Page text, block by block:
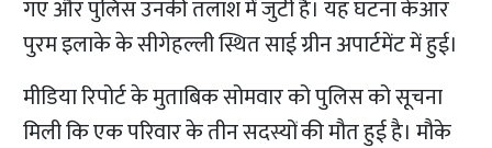
गए और पुलिस उनकी तलाश में जुटी है। यह घटना केआर
पुरम इलाके के सीगेहल्ली स्थित साई ग्रीन अपार्टमेंट में हुई।
मीडिया रिपोर्ट के मुताबिक सोमवार को पुलिस को सूचना
मिली कि एक परिवार के तीन सदस्यों की मौत हुई है। मौके